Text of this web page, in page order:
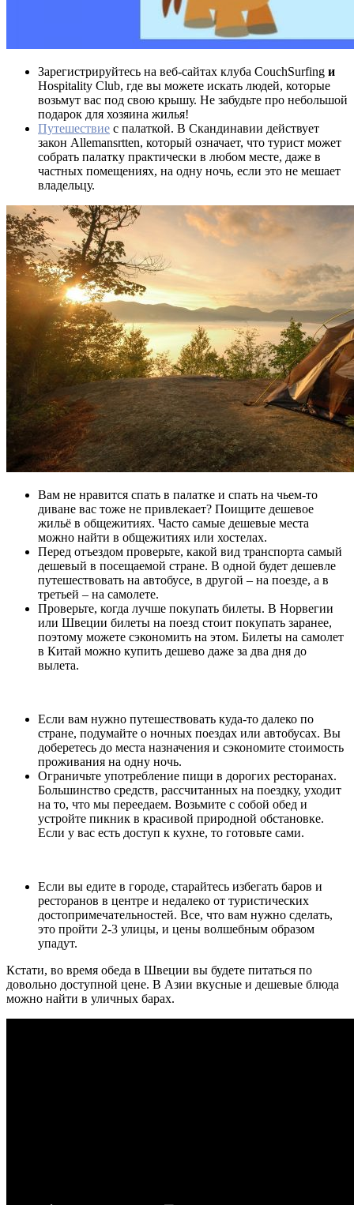
Зарегистрируйтесь на веб-сайтах клуба CouchSurfing и
Hospitality Club, где вы можете искать людей, которые
возьмут вас под свою крышу. Не забудьте про небольшой
подарок для хозяина жилья!
Путешествие с палаткой. В Скандинавии действует
закон Allemansrtten, который означает, что турист может
собрать палатку практически в любом месте, даже в
частных помещениях, на одну ночь, если это не мешает
владельцу.
Вам не нравится спать в палатке и спать на чьем-то
диване вас тоже не привлекает? Поищите дешевое
жильё в общежитиях. Часто самые дешевые места
можно найти в общежитиях или хостелах.
Перед отъездом проверьте, какой вид транспорта самый
дешевый в посещаемой стране. В одной будет дешевле
путешествовать на автобусе, в другой – на поезде, а в
третьей – на самолете.
Проверьте, когда лучше покупать билеты. В Норвегии
или Швеции билеты на поезд стоит покупать заранее,
поэтому можете сэкономить на этом. Билеты на самолет
в Китай можно купить дешево даже за два дня до
вылета.
Если вам нужно путешествовать куда-то далеко по
стране, подумайте о ночных поездах или автобусах. Вы
доберетесь до места назначения и сэкономите стоимость
проживания на одну ночь.
Ограничьте употребление пищи в дорогих ресторанах.
Большинство средств, рассчитанных на поездку, уходит
на то, что мы переедаем. Возьмите с собой обед и
устройте пикник в красивой природной обстановке.
Если у вас есть доступ к кухне, то готовьте сами.
Если вы едите в городе, старайтесь избегать баров и
ресторанов в центре и недалеко от туристических
достопримечательностей. Все, что вам нужно сделать,
это пройти 2-3 улицы, и цены волшебным образом
упадут.
Кстати, во время обеда в Швеции вы будете питаться по
довольно доступной цене. В Азии вкусные и дешевые блюда
можно найти в уличных барах.